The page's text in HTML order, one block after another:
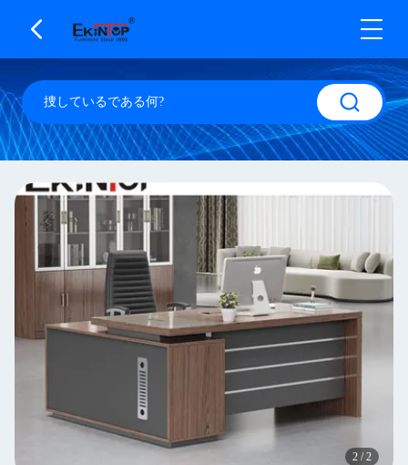
2 /2